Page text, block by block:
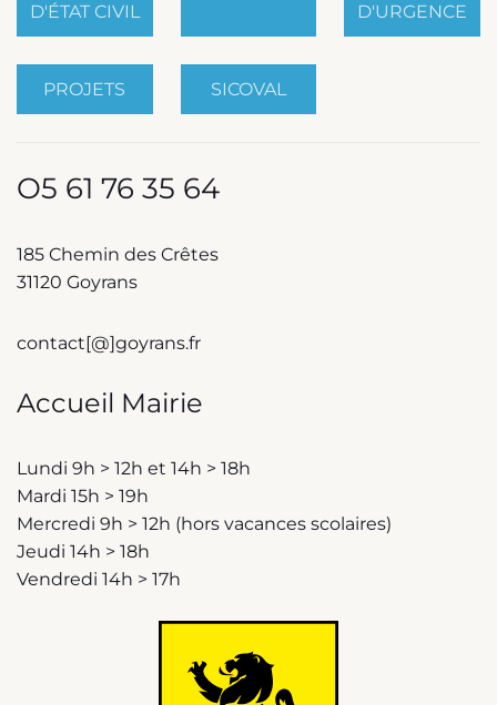
D'ÉTAT CIVIL
D'URGENCE
PROJETS SICOVAL
O5 61 76 35 64
185 Chemin des Crêtes
31120 Goyrans
contact[@]goyrans.fr
Accueil Mairie
Lundi 9h > 12h et 14h > 18h
Mardi 15h > 19h
Mercredi 9h > 12h (hors vacances scolaires)
Jeudi 14h > 18h
Vendredi 14h > 17h